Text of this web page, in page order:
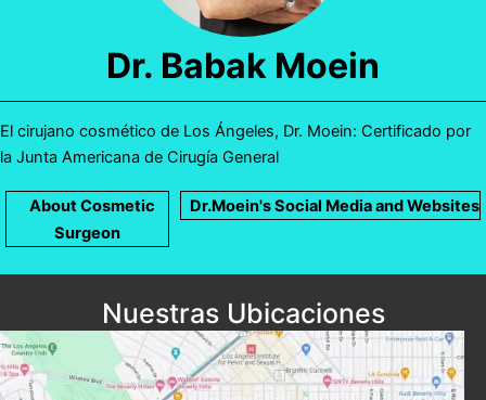
Dr. Babak Moein
El cirujano cosmético de Los Ángeles, Dr. Moein: Certificado por
la Junta Americana de Cirugía General
About Cosmetic
Surgeon
Dr.Moein's Social Media and Websites
Nuestras Ubicaciones